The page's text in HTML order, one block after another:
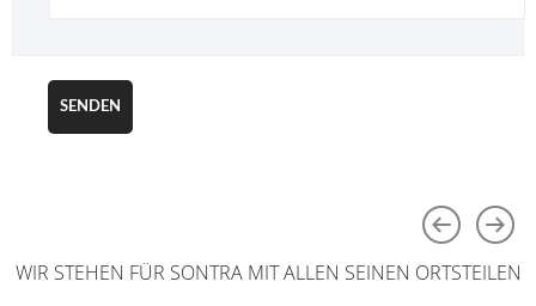
SENDEN
WIR STEHEN FÜR SONTRA MIT ALLEN SEINEN ORTSTEILEN